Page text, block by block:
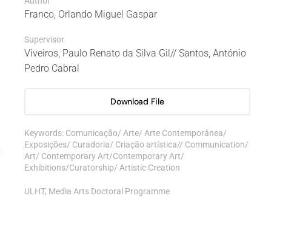
Franco, Orlando Miguel Gaspar
Supervisor
Viveiros, Paulo Renato da Silva Gil// Santos, António
Pedro Cabral
Download File
Keywords: Comunicação/ Arte/ Arte Contemporânea/
Exposições/ Curadoria/ Criação artística// Communication/
Art/ Contemporary Art/Contemporary Art/
Exhibitions/Curatorship/ Artistic Creation
ULHT, Media Arts Doctoral Programme